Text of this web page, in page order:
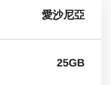
愛沙尼亞
25GB